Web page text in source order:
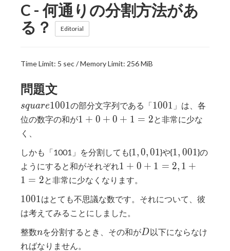
C - 何通りの分割方法があ
る？
Editorial
Time Limit: 5 sec / Memory Limit: 256 MiB
問題文
square1001
square1001の部分文字列である「1001
1001 」は、各
位の数字の和が1+0+0+1=2
1 + 0 + 0 + 1 = 2と非常に少な
く、
しかも「1001」を分割しても{1,0,01
1,0, 01}や{1,001
1, 001}の
ようにすると和がそれぞれ1+0+1=2,1+1=2
1 + 0 + 1 = 2, 1 +
1 = 2と非常に少なくなります。
1001
1001はとても不思議な数です。それについて、彼
は考えてみることにしました。
整数n
nを分割するとき、その和がD
D以下にならなけ
ればなりません。